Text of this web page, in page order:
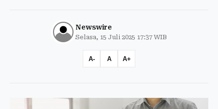
Newswire
Selasa, 15 Juli 2025 17:37 WIB
A- A A+